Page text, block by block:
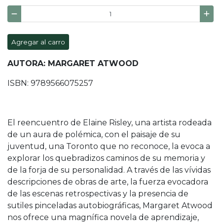
Agregar al carro
AUTORA: MARGARET ATWOOD
ISBN: 9789566075257
El reencuentro de Elaine Risley, una artista rodeada
de un aura de polémica, con el paisaje de su
juventud, una Toronto que no reconoce, la evoca a
explorar los quebradizos caminos de su memoria y
de la forja de su personalidad. A través de las vívidas
descripciones de obras de arte, la fuerza evocadora
de las escenas retrospectivas y la presencia de
sutiles pinceladas autobiográficas, Margaret Atwood
nos ofrece una magnífica novela de aprendizaje,